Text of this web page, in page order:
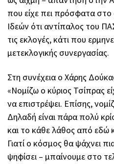
που είχε πει πρόσφατα
Ιδεών ότι αντίπαλος του
τις εκλογές, κάτι που
μετεκλογικής συνεργασίας.
Στη συνέχεια ο Χάρης
«Νομίζω ο κύριος Τσίπρας
να επιστρέψει. Επίσης,
Δηλαδή είναι πάρα πολύ
και το κάθε λάθος από εδώ
Γιατί ο κόσμος θα ψάχνει
ψηφίσει – μπαίνουμε στο